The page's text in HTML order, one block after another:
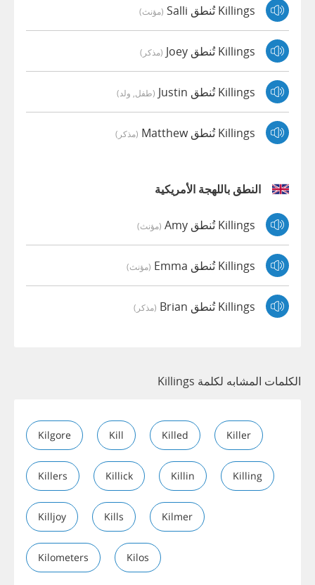
Killings تُنطق Salli (مؤنث)
Killings تُنطق Joey (مذكر)
Killings تُنطق Justin (طفل, ولد)
Killings تُنطق Matthew (مذكر)
النطق باللهجة الأمريكية
Killings تُنطق Amy (مؤنث)
Killings تُنطق Emma (مؤنث)
Killings تُنطق Brian (مذكر)
الكلمات المشابه لكلمة Killings
Kilgore Kill Killed Killer
Killers Killick Killin Killing
Killjoy Kills Kilmer
Kilometers Kilos